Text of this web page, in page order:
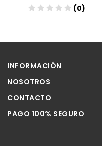
(0)
INFORMACIÓN
NOSOTROS
CONTACTO
PAGO 100% SEGURO